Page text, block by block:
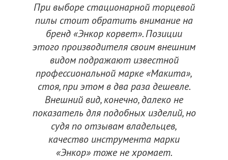
При выборе стационарной торцевой
пилы стоит обратить внимание на
бренд «Энкор корвет». Позиции
этого производителя своим внешним
видом подражают известной
профессиональной марке «Макита»,
стоя, при этом в два раза дешевле.
Внешний вид, конечно, далеко не
показатель для подобных изделий, но
судя по отзывам владельцев,
качество инструмента марки
«Энкор» тоже не хромает.